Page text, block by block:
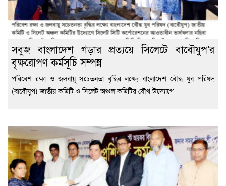
সবুজ বাংলাদেশ গড়ার প্রত্যয়ে সিলেটে বাবৌযুপ’র
বৃক্ষরোপণ কর্মসূচি সম্পন্ন
পরিবেশ রক্ষা ও জলবায়ু সচেতনতা বৃদ্ধির লক্ষ্যে বাংলাদেশ বৌদ্ধ যুব পরিষদ
(বাবৌযুপ) জাতীয় কমিটি ও সিলেট অঞ্চল কমিটির যৌথ উদ্যোগে